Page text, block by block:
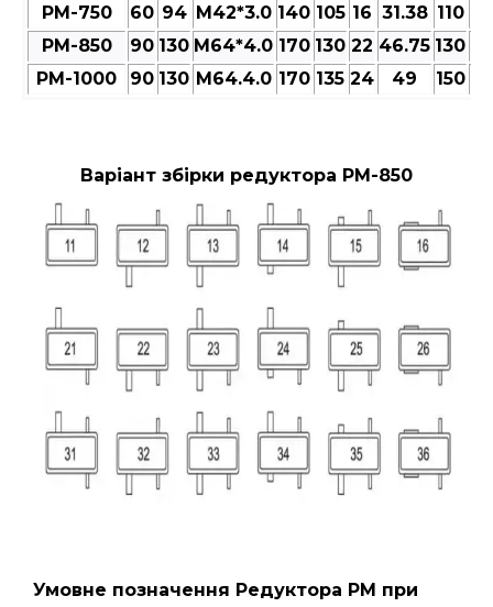
РМ-750
60 94 M42*3.0 140 105 16 31.38 110
РМ-850
90 130 M64*4.0 170 130 22 46.75 130
РМ-1000
90 130 M64.4.0 170 135 24 49 150
Варіант збірки редуктора РМ-850
Умовне позначення Редуктора РМ при